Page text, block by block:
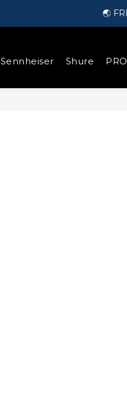
🎵 第
🌏
🎵 第
Sennheiser Shure